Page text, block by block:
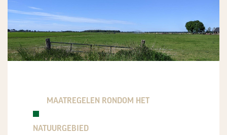
MAATREGELEN RONDOM HET
NATUURGEBIED